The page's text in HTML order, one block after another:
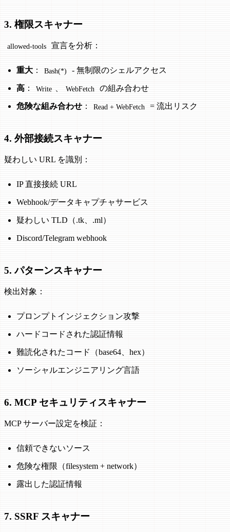
3. 権限スキャナー
allowed-tools 宣言を分析：
重大 ： Bash(*) - 無制限のシェルアクセス
高 ： Write 、 WebFetch の組み合わせ
危険な組み合わせ ： Read + WebFetch = 流出リスク
4. 外部接続スキャナー
疑わしい URL を識別：
IP 直接接続 URL
Webhook/データキャプチャサービス
疑わしい TLD（.tk、.ml）
Discord/Telegram webhook
5. パターンスキャナー
検出対象：
プロンプトインジェクション攻撃
ハードコードされた認証情報
難読化されたコード（base64、hex）
ソーシャルエンジニアリング言語
6. MCP セキュリティスキャナー
MCP サーバー設定を検証：
信頼できないソース
危険な権限（filesystem + network）
露出した認証情報
7. SSRF スキャナー